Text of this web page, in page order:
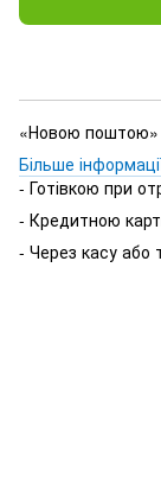
«Новою поштою»
Більше
- Готівкою при
- Кредитною
- Через касу або